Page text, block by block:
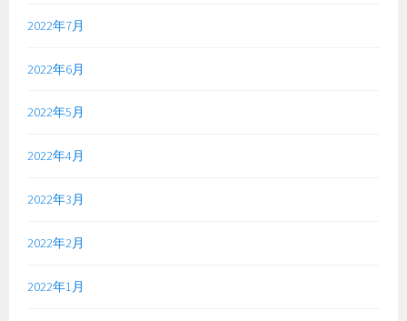
2022年7月
2022年6月
2022年5月
2022年4月
2022年3月
2022年2月
2022年1月